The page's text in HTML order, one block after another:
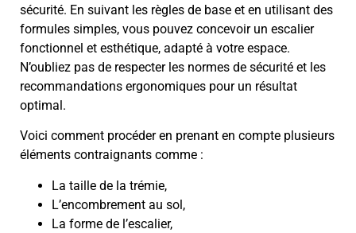
sécurité. En suivant les règles de base et en utilisant des
formules simples, vous pouvez concevoir un escalier
fonctionnel et esthétique, adapté à votre espace.
N’oubliez pas de respecter les normes de sécurité et les
recommandations ergonomiques pour un résultat
optimal.
Voici comment procéder en prenant en compte plusieurs
éléments contraignants comme :
La taille de la trémie,
L’encombrement au sol,
La forme de l’escalier,